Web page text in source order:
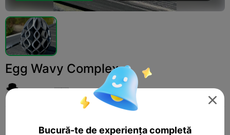
Egg Wavy Complex
JNH-DK 🇩🇰

Bucură-te de experiența completă